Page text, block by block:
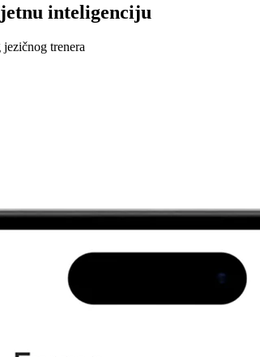
inteligenciju
trenera